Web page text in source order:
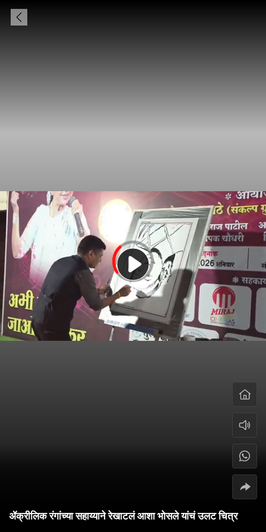
ॲक्रीलिक रंगांच्या सहाय्याने रेखाटलं आशा भोसले यांचं उलट चित्र